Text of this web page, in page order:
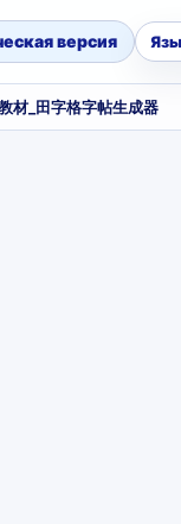
версия
材_田字格字帖生成器